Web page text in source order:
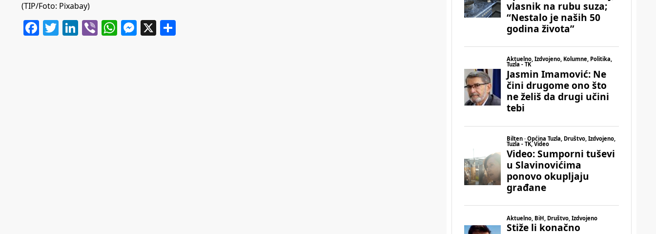
(TIP/Foto: Pixabay)
Facebook
Twitter
LinkedIn
ViberWhatsApp
Messenger
X